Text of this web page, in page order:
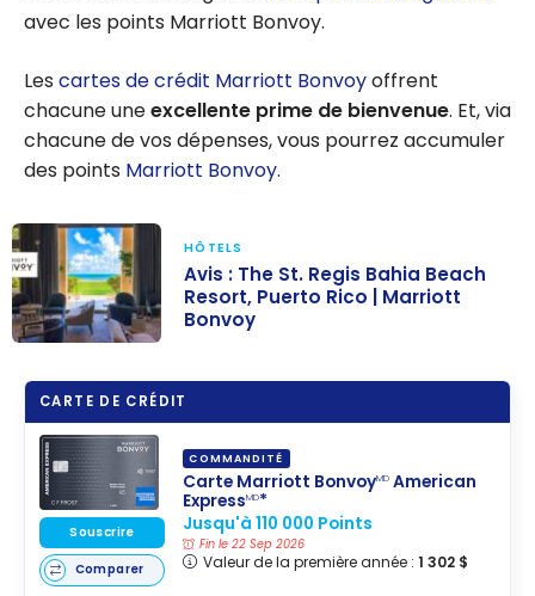
avec les points Marriott Bonvoy.
Les cartes de crédit Marriott Bonvoyoffrent
chacune uneexcellente prime de bienvenue. Et, via
chacune de vos dépenses, vous pourrez accumuler
des points Marriott Bonvoy.
Regis Bahia
Beach Resort,
Puerto Rico |
Marriott
Bonvoy
HÔTELS
Avis : The St. Regis Bahia Beach
Resort, Puerto Rico | Marriott
Bonvoy
CARTE DE CRÉDIT
COMMANDITÉ
Carte Marriott BonvoyMD American
ExpressMD*
Jusqu'à 110 000 Points
Fin le 22 Sep 2026
Valeur de la première année : 1 302 $
Souscrire
Comparer